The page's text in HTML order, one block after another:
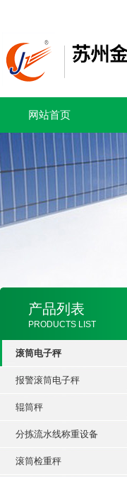
网站首页
产品列表
PRODUCTS LIST
滚筒电子秤
报警滚筒电子秤
辊筒秤
分拣流水线称重设备
滚筒检重秤